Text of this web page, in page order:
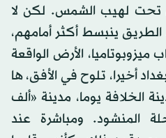
تحت لهيب الشمس. لكن لا
الطريق ينبسط أكثر أمامهم،
ميزوبوتاميا، الأرض الواقعة
أخيرا، تلوح في الأفق، ها
الخلافة يوما، مدينة «ألف
المنشود. ومباشرة عند